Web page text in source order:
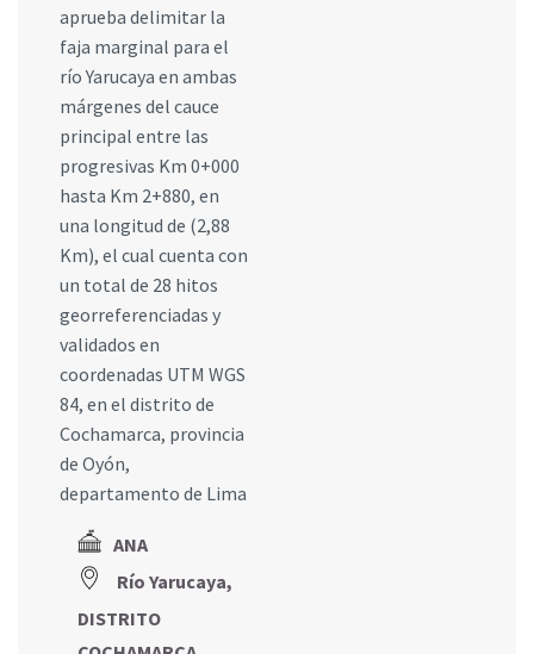
aprueba delimitar la
faja marginal para el
río Yarucaya en ambas
márgenes del cauce
principal entre las
progresivas Km 0+000
hasta Km 2+880, en
una longitud de (2,88
Km), el cual cuenta con
un total de 28 hitos
georreferenciadas y
validados en
coordenadas UTM WGS
84, en el distrito de
Cochamarca, provincia
de Oyón,
departamento de Lima
ANA
Río Yarucaya,
DISTRITO